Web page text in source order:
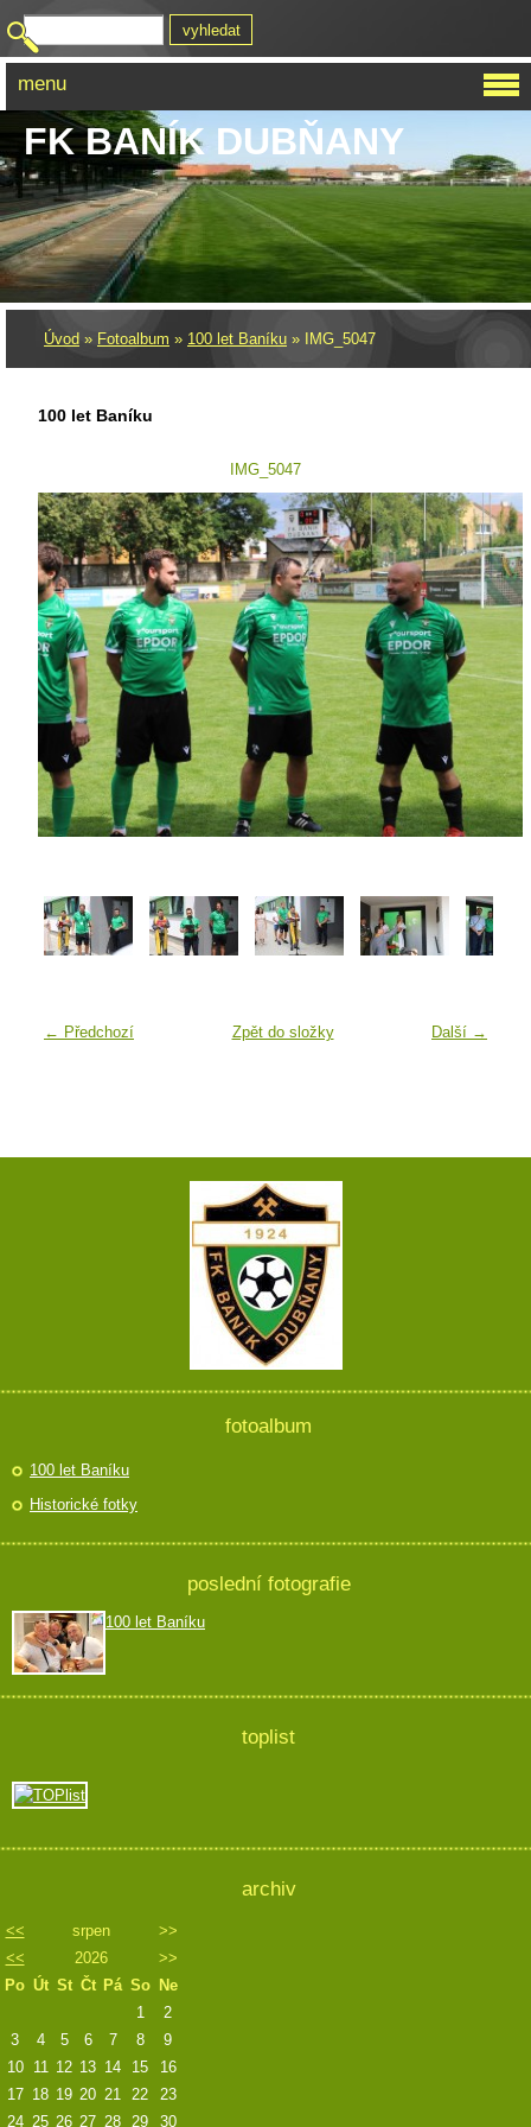
FK BANÍK DUBŇANY
Úvod » Fotoalbum » 100 let Baníku » IMG_5047
100 let Baníku
IMG_5047
← Předchozí Další →
Zpět do složky
menu
fotoalbum
100 let Baníku
Historické fotky
poslední fotografie
100 let Baníku
toplist
archiv
<< srpen
>>
<<
2026
>>
Po Út St Čt Pá So Ne
1
2
3
4 5 6 7 8
9
10
11 12 13 14 15
16
17 18 19 20 21 22
23
24 25 26 27 28 29 30